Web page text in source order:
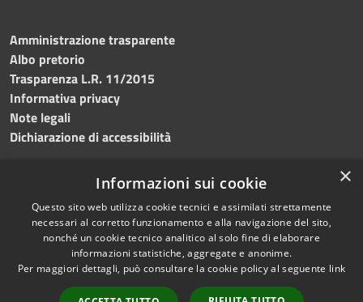
Amministrazione trasparente
Albo pretorio
Trasparenza L.R. 11/2015
Informativa privacy
Note legali
Dichiarazione di accessibilità
RSS
Accessibilità
Cookie
Mappa del sito
Copyright © 2026 • Comune di
Custonaci • Powered by
Municipium•Accesso
redazione
×
Informazioni sui cookie
Questo sito web utilizza cookie tecnici e assimilati strettamente
necessari al corretto funzionamento e alla navigazione del sito,
nonché un cookie tecnico analitico al solo fine di elaborare
informazioni statistiche, aggregate e anonime.
Per maggiori dettagli, può consultare la cookie policy al seguente link